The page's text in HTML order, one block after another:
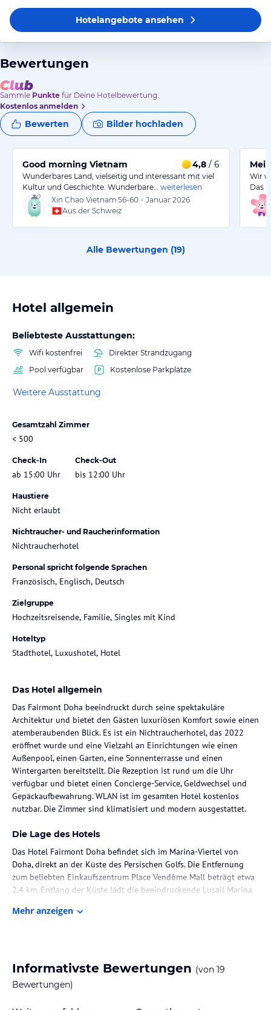
Hotelangeboteansehen
Bewertungen
Sammle Punkte für Deine Hotelbewertung.
Kostenlos anmelden
Bewerten Bilder hochladen
Good morning Vietnam 4,8 / 6
Wunderbares Land, vielseitig und interessant mit viel
Kultur und Geschichte. Wunderbare…
weiterlesen
Xin Chao Vietnam 56-60 • Januar 2026
Aus der Schweiz
Wir
Das
Alle Bewertungen (19)
Hotel allgemein
Beliebteste Ausstattungen:
Wifi kostenfrei
Direkter Strandzugang
Pool verfügbar
Kostenlose Parkplätze
Weitere Ausstattung
Gesamtzahl Zimmer
< 500
Check-In
ab 15:00 Uhr
Check-Out
bis 12:00 Uhr
Haustiere
Nicht erlaubt
Nichtraucher- und Raucherinformation
Nichtraucherhotel
Personal spricht folgende Sprachen
Französisch, Englisch, Deutsch
Zielgruppe
Hochzeitsreisende, Familie, Singles mit Kind
Hoteltyp
Stadthotel, Luxushotel, Hotel
Das Hotel allgemein
Das Fairmont Doha beeindruckt durch seine spektakuläre
Architektur und bietet den Gästen luxuriösen Komfort sowie einen
atemberaubenden Blick. Es ist ein Nichtraucherhotel, das 2022
eröffnet wurde und eine Vielzahl an Einrichtungen wie einen
Außenpool, einen Garten, eine Sonnenterrasse und einen
Wintergarten bereitstellt. Die Rezeption ist rund um die Uhr
verfügbar und bietet einen Concierge-Service, Geldwechsel und
Gepäckaufbewahrung. WLAN ist im gesamten Hotel kostenlos
nutzbar. Die Zimmer sind klimatisiert und modern ausgestattet.
Die Lage des Hotels
Das Hotel Fairmont Doha befindet sich im Marina-Viertel von
Doha, direkt an der Küste des Persischen Golfs. Die Entfernung
zum beliebten Einkaufszentrum Place Vendôme Mall beträgt etwa
2,4 km. Entlang der Küste lädt die beeindruckende Lusail Marina
der Nähe von Sehenswürdigkeiten und Restaurants, jedoch ohne
Zimmer / Unterbringung im Hotel
Die Zimmer im Fairmont Doha sind klimatisiert und bieten unter
Mehr anzeigen
Informativste Bewertungen (von 19
Bewertungen)